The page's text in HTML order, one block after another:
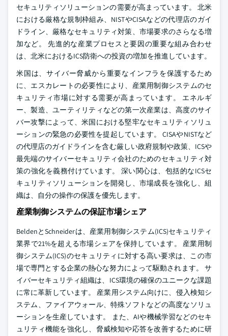
セキュリティソリューションの需要が高まっています。 北米
における厳格な規制枠組み、NISTやCISAなどの代理店のガイ
ドライン、厳格なセキュリティ対策、市場要求のさらなる増
加など。 先進的な産業プロセスと要因の重要な組み合わせ
は、北米におけるICS防衛への投資の増加を推進しています。
米国は、サイバー脅威から重要なインフラを保護するため
に、エスカレートの必要性により、産業用制御システムのセ
キュリティ市場に対する需要が高まっています。 エネルギ
ー、製造、ユーティリティなどの第一次産業は、高度のサイ
バー攻撃によって、米国における堅牢なセキュリティソリュ
ーションの緊急の必要性を提起しています。 CISAやNISTなど
の代理店のガイドラインを含む厳しい政府規制や政策、ICSや
最先端のサイバーセキュリティ会社のためのセキュリティ対
策の強化を義務付けています。 深い関心は、包括的なICSセ
キュリティソリューションを開発し、市場成長を強化し、組
織は、自分の操作の保護を優先します。
産業制御システムの保証市場シェア
BeldenとSchneiderは、産業用制御システム(ICS)セキュリティ
業界で21%を超える市場シェアを保持しています。 産業用制
御システム(ICS)のセキュリティに対する高い要求は、この市
場で専門とする企業の熱心な努力によって駆動されます。 サ
イバーセキュリティ組織は、ICS環境の確保のユニークな課題
に常に革新しています。 産業用システム向けに、侵入検知シ
ステム、ファイアウォール、特殊ソフトなどの高度なソリュ
ーションを生産しています。 また、AIや機械学習などのセキ
ュリティ機能を強化し、脅威検知や応答を改善するために研